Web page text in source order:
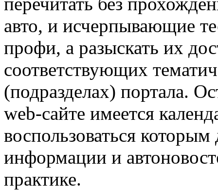
авто, и исчерпывающие
профи, а разыскать их
соответствующих
(подразделах) портала.
web-сайте имеется
воспользоваться
информации и
практике.